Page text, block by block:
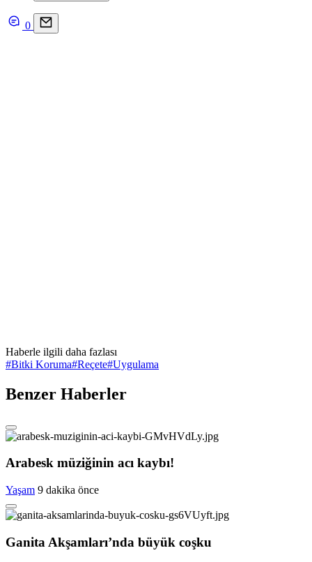
0
Haberle ilgili daha fazlası
#Bitki Koruma#Reçete#Uygulama
Benzer Haberler
Arabesk müziğinin acı kaybı!
Yaşam 9 dakika önce
Ganita Akşamları’nda büyük coşku